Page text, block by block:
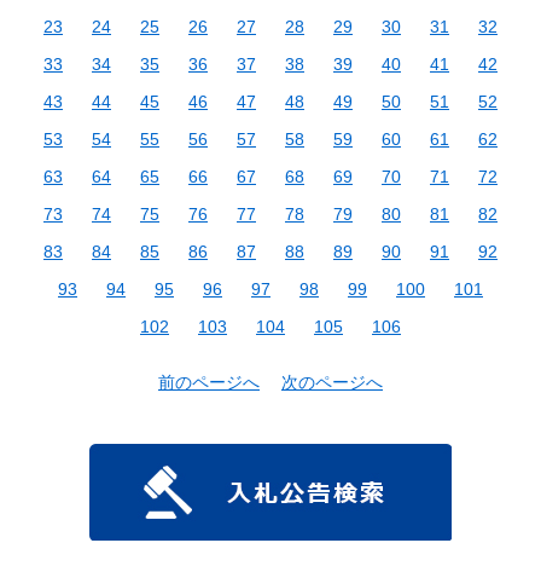
23
24 25 26 27 28 29 30 31
32
33
34 35 36 37 38 39 40 41
42
43
44 45 46 47 48 49 50 51
52
53
54 55 56 57 58 59 60 61
62
63
64 65 66 67 68 69 70 71
72
73
74 75 76 77 78 79 80 81
82
83
84 85 86 87 88 89 90 91
92
93
94 95 96 97 98 99 100
101
102
103 104 105 106
前のページへ 次のページへ